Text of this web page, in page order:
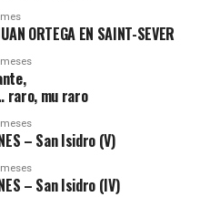
ORTEGA EN SAINT-SEVER
raro, mu raro
– San Isidro (V)
– San Isidro (IV)